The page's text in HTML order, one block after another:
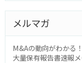
メルマガ
M&Aの動向がわかる！
大量保有報告書速報